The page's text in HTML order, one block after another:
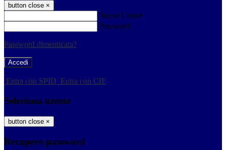
button close ×
Nome Utente
Password
Password dimenticata?
-
Entra con SPID Entra con CIE
Seleziona utente
button close ×
Recupero password